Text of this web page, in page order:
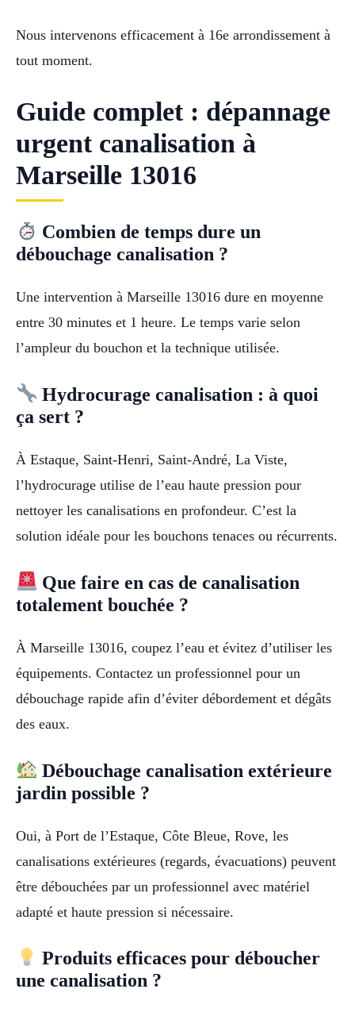
Nous intervenons efficacement à 16e arrondissement à
tout moment.
Guide complet : dépannage
urgent canalisation à
Marseille 13016
Combien de temps dure un
débouchage canalisation ?
Une intervention à Marseille 13016 dure en moyenne
entre 30 minutes et 1 heure. Le temps varie selon
l’ampleur du bouchon et la technique utilisée.
Hydrocurage canalisation : à quoi
ça sert ?
À Estaque, Saint-Henri, Saint-André, La Viste,
l’hydrocurage utilise de l’eau haute pression pour
nettoyer les canalisations en profondeur. C’est la
solution idéale pour les bouchons tenaces ou récurrents.
Que faire en cas de canalisation
totalement bouchée ?
À Marseille 13016, coupez l’eau et évitez d’utiliser les
équipements. Contactez un professionnel pour un
débouchage rapide afin d’éviter débordement et dégâts
des eaux.
Débouchage canalisation extérieure
jardin possible ?
Oui, à Port de l’Estaque, Côte Bleue, Rove, les
canalisations extérieures (regards, évacuations) peuvent
être débouchées par un professionnel avec matériel
adapté et haute pression si nécessaire.
Produits efficaces pour déboucher
une canalisation ?